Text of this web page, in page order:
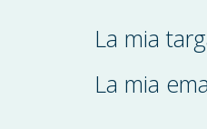
La mia
La mia